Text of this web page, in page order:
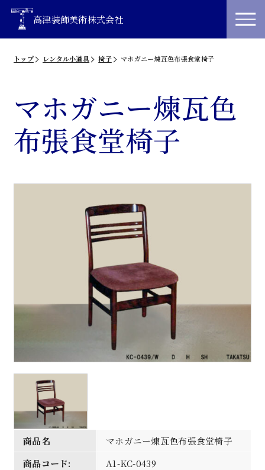
高津装飾美術株式会社
トップ レンタル小道具 椅子 マホガニー煉瓦色布張食堂椅子
マホガニー煉瓦色
布張食堂椅子
商品名
マホガニー煉瓦色布張食堂椅子
商品コード:
A1-KC-0439